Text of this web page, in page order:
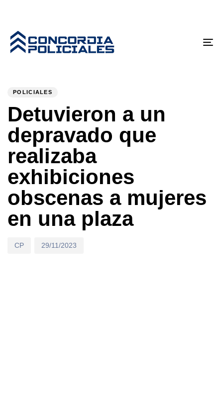
POLICIALES
Detuvieron a un
depravado que
realizaba
exhibiciones
obscenas a mujeres
en una plaza
CP 29/11/2023